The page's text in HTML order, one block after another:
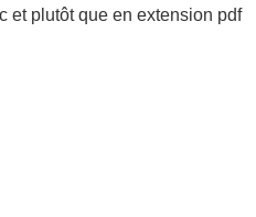
et plutôt que en extension pdf